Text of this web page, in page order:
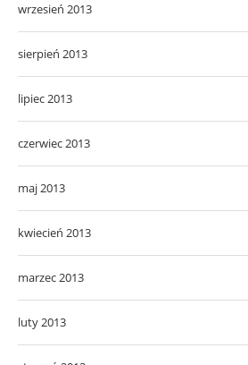
wrzesień 2013
sierpień 2013
lipiec 2013
czerwiec 2013
maj 2013
kwiecień 2013
marzec 2013
luty 2013